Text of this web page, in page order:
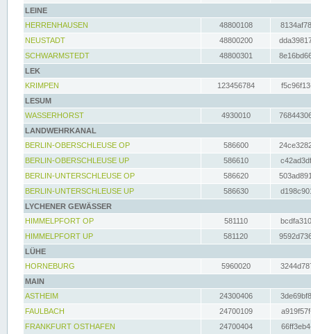
LEINE
HERRENHAUSEN
48800108
NEUSTADT
48800200
SCHWARMSTEDT
48800301
LEK
KRIMPEN
123456784
LESUM
WASSERHORST
4930010
LANDWEHRKANAL
BERLIN-OBERSCHLEUSE OP
586600
BERLIN-OBERSCHLEUSE UP
586610
BERLIN-UNTERSCHLEUSE OP
586620
BERLIN-UNTERSCHLEUSE UP
586630
LYCHENER GEWÄSSER
HIMMELPFORT OP
581110
HIMMELPFORT UP
581120
LÜHE
HORNEBURG
5960020
MAIN
ASTHEIM
24300406
FAULBACH
24700109
FRANKFURT OSTHAFEN
24700404